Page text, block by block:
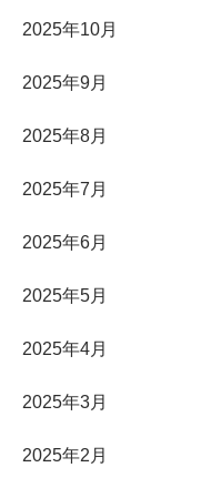
2025年10月
2025年9月
2025年8月
2025年7月
2025年6月
2025年5月
2025年4月
2025年3月
2025年2月